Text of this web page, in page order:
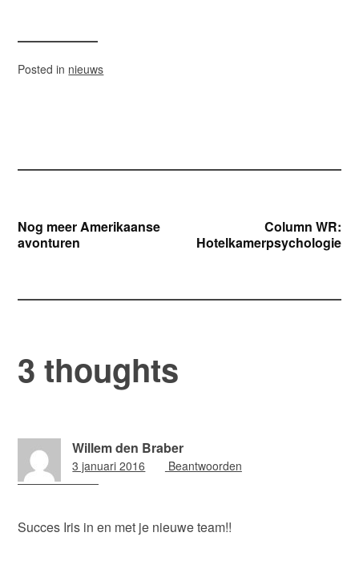
Posted in nieuws
Bericht
navigatie
Nog meer Amerikaanse
avonturen
Column WR:
Hotelkamerpsychologie
3 thoughts
Willem den Braber
3 januari 2016 20:00
Beantwoorden
Succes Iris in en met je nieuwe team!!